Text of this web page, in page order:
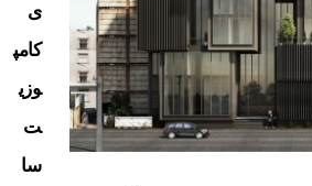
ی
کامپ
وزی
ت
سا